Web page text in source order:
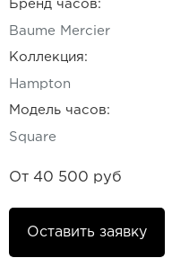
Бренд часов:
Baume Mercier
Коллекция:
Hampton
Модель часов:
Square
От 40 500 руб
Оставить заявку